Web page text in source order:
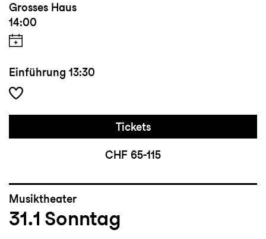
Grosses Haus
14:00
Einführung 13:30
Tickets
CHF 65-115
Musiktheater
31.1 Sonntag